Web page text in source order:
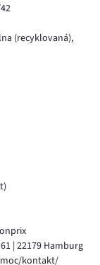
(recyklovaná),
| 22179 Hamburg
kontakt/